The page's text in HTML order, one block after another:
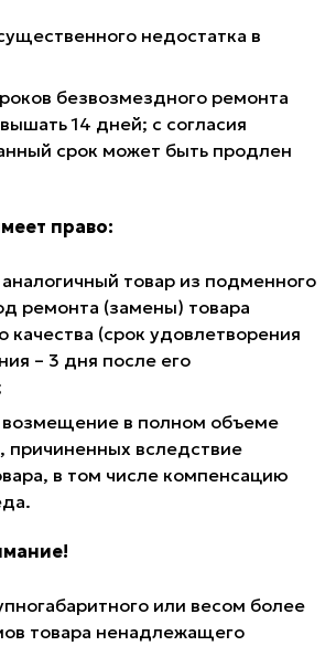
недостатка в
безвозмездного ремонта
14 дней; с согласия
срок может быть продлен
право:
товар из подменного
ремонта (замены) товара
(срок удовлетворения
– 3 дня после его
возмещение в полном объеме
причиненных вследствие
в том числе компенсацию
или весом более
товара ненадлежащего